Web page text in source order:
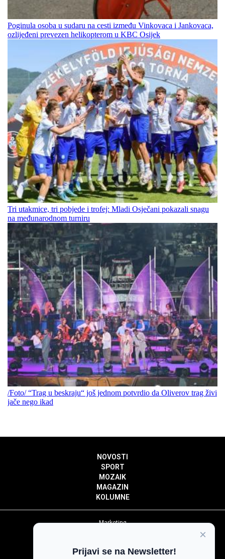
Poginula osoba u sudaru na cesti između Vinkovaca i Jankovaca,
ozlijeđeni prevezen helikopterom u KBC Osijek
Tri utakmice, tri pobjede i trofej: Mladi Osječani pokazali snagu
na međunarodnom turniru
/Foto/ “Trag u beskraju“ još jednom potvrdio da Oliverov trag živi
jače nego ikad
NOVOSTI
SPORT
MOZAIK
MAGAZIN
KOLUMNE
Marketing
Impressum
×
Prijavi se na Newsletter!